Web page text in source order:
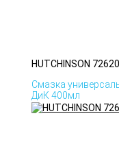
HUTCHINSON
Смазка
ДиК 400мл